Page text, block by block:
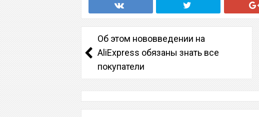
Об этом нововведении на
AliExpress обязаны знать все
покупатели